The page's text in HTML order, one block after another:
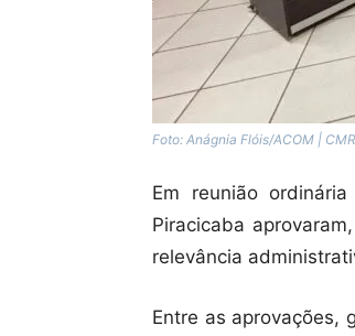
Foto: Anágnia Flóis/ACOM |
Em reunião
Piracicaba
relevância
Entre as aprovações,